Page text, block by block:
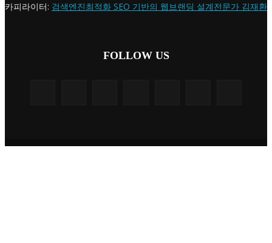
카피라이터: 검색엔진최적화 SEO 기반의 웹브랜딩 설계전문가 김재환
FOLLOW US